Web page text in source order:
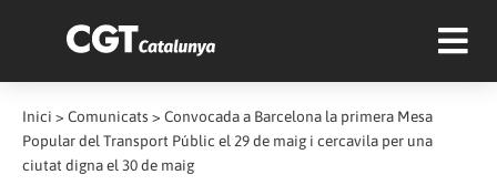
Inici > Comunicats > Convocada a Barcelona la primera Mesa
Popular del Transport Públic el 29 de maig i cercavila per una
ciutat digna el 30 de maig